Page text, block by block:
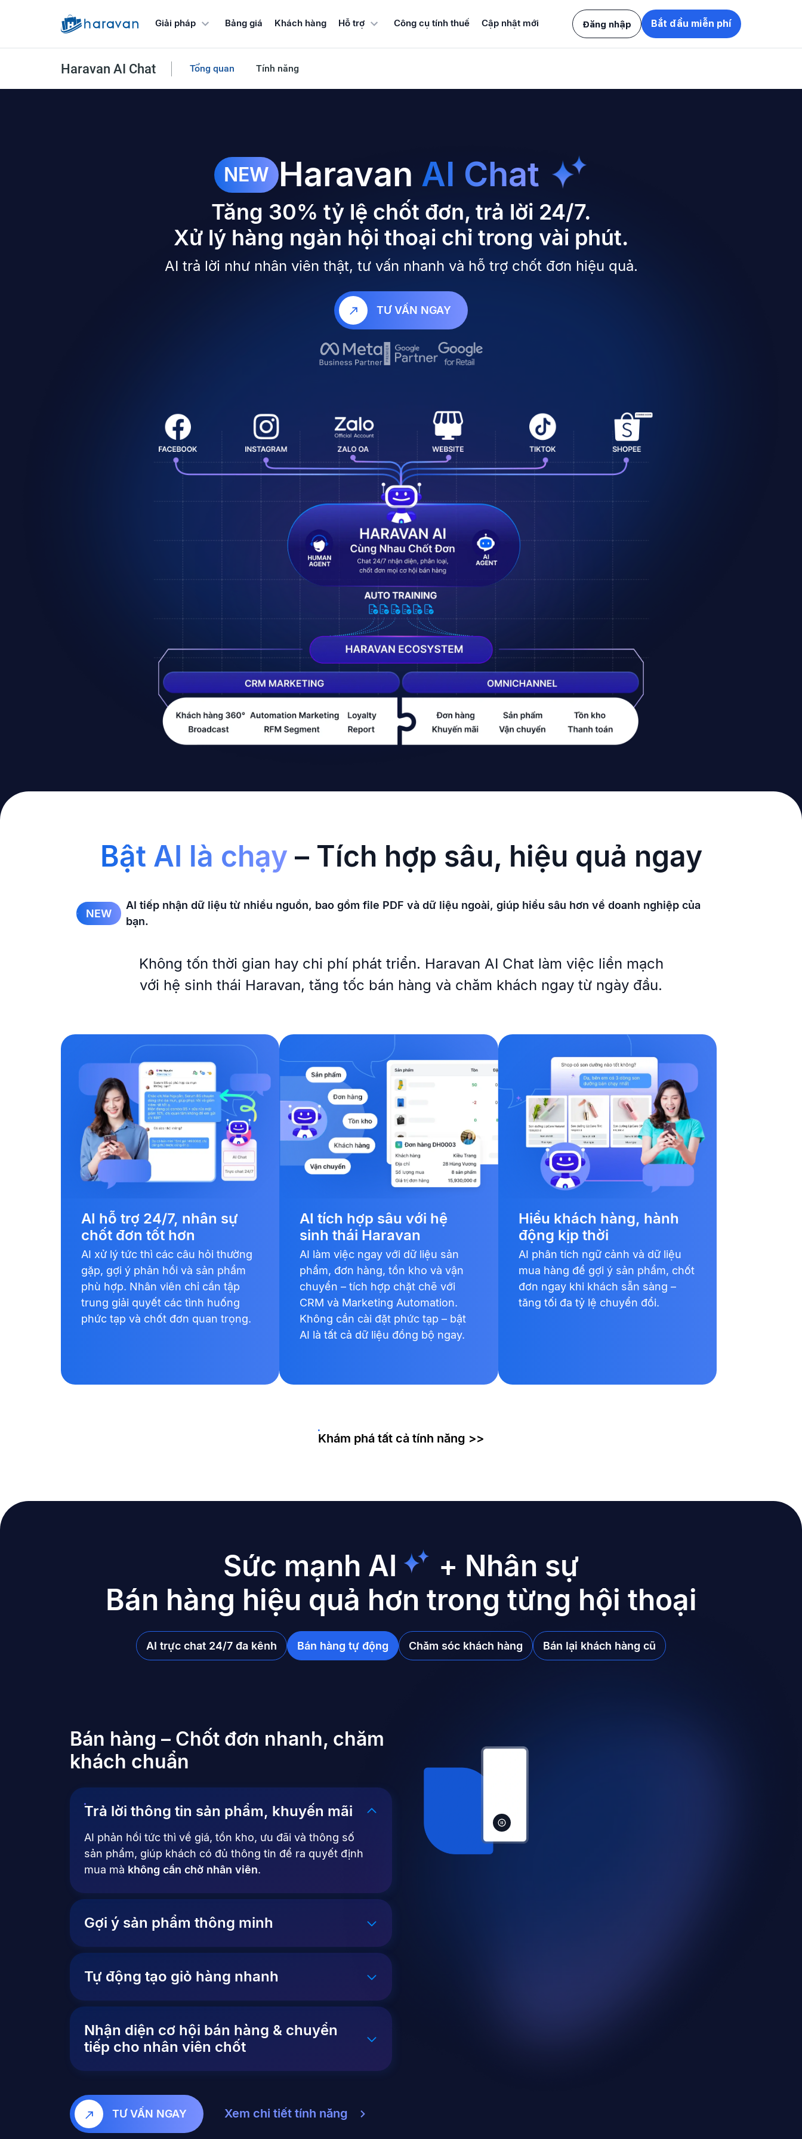
Giải pháp Bảng giá Khách hàng Hỗ trợ Công cụ tính thuế Cập nhật mới Đăng nhập Bắt đầu miễn phí
Haravan AI Chat Tổng quan Tính năng
NEW Haravan AI Chat
Tăng 30% tỷ lệ chốt đơn, trả lời 24/7.
Xử lý hàng ngàn hội thoại chỉ trong vài phút.
AI trả lời như nhân viên thật, tư vấn nhanh và hỗ trợ chốt đơn hiệu quả.
TƯ VẤN NGAY
Bật AI là chạy – Tích hợp sâu, hiệu quả ngay
NEW
AI tiếp nhận dữ liệu từ nhiều nguồn, bao gồm file PDF và dữ liệu ngoài, giúp hiểu sâu hơn về doanh nghiệp của
bạn.
Không tốn thời gian hay chi phí phát triển. Haravan AI Chat làm việc liền mạch
với hệ sinh thái Haravan, tăng tốc bán hàng và chăm khách ngay từ ngày đầu.
AI hỗ trợ 24/7, nhân sự
chốt đơn tốt hơn
AI xử lý tức thì các câu hỏi thường
gặp, gợi ý phản hồi và sản phẩm
phù hợp. Nhân viên chỉ cần tập
trung giải quyết các tình huống
phức tạp và chốt đơn quan trọng.
AI tích hợp sâu với hệ
sinh thái Haravan
AI làm việc ngay với dữ liệu sản
phẩm, đơn hàng, tồn kho và vận
chuyển – tích hợp chặt chẽ với
CRM và Marketing Automation.
Không cần cài đặt phức tạp – bật
AI là tất cả dữ liệu đồng bộ ngay.
Hiểu khách hàng, hành
động kịp thời
AI phân tích ngữ cảnh và dữ liệu
mua hàng để gợi ý sản phẩm, chốt
đơn ngay khi khách sẵn sàng –
tăng tối đa tỷ lệ chuyển đổi.
Khám phá tất cả tính năng >>
Sức mạnh AI
+ Nhân sự
Bán hàng hiệu quả hơn trong từng hội thoại
AI trực chat 24/7 đa kênh Bán hàng tự động Chăm sóc khách hàng Bán lại khách hàng cũ
Bán hàng – Chốt đơn nhanh, chăm
khách chuẩn
Trả lời thông tin sản phẩm, khuyến mãi
AI phản hồi tức thì về giá, tồn kho, ưu đãi và thông số
sản phẩm, giúp khách có đủ thông tin để ra quyết định
mua mà không cần chờ nhân viên.
Gợi ý sản phẩm thông minh
Tự động tạo giỏ hàng nhanh
Nhận diện cơ hội bán hàng & chuyển
tiếp cho nhân viên chốt
TƯ VẤN NGAY Xem chi tiết tính năng